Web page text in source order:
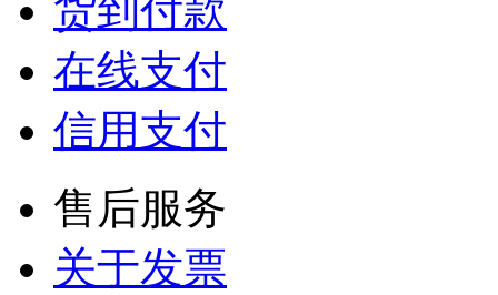
货到付款
在线支付
信用支付
售后服务
关于发票